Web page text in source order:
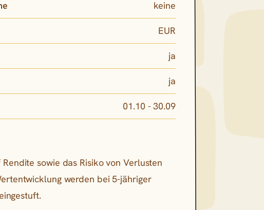
keine
EUR
ja
ja
01.10 - 30.09
sowie das Risiko von Verlusten
werden bei 5-jähriger